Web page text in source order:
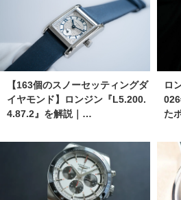
【163個のスノーセッティングダ
イヤモンド】ロンジン『L5.200.
4.87.2』を解説｜…
ロ
た